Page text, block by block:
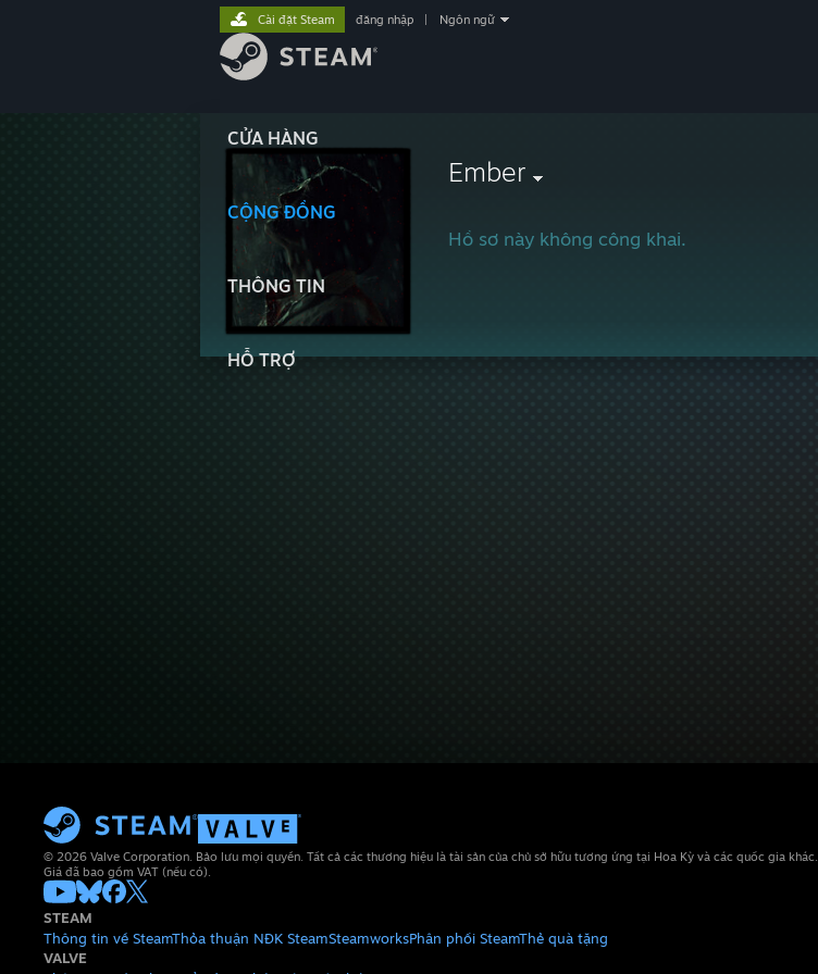
CỬA HÀNG
CỘNG ĐỒNG
THÔNG TIN
HỖ TRỢ
Cài đặt Steam đăng nhập Ngôn ngữ
Ember
Hồ sơ này không công khai.
© 2026 Valve Corporation. Bảo lưu mọi quyền. Tất cả các thương hiệu là tài sản của chủ sở hữu tương ứng tại Hoa Kỳ và các quốc gia khác.
Giá đã bao gồm VAT (nếu có).
STEAM
Thông tin về SteamThỏa thuận NĐK SteamSteamworksPhân phối SteamThẻ quà tặng
VALVE